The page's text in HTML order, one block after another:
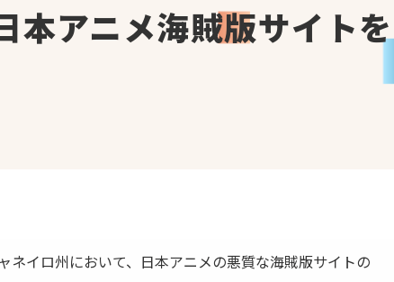
本アニメ海賊版サイトを
イロ州において、日本アニメの悪質な海賊版サイトの